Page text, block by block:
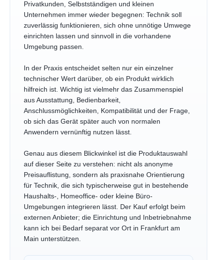
Privatkunden, Selbstständigen und kleinen
Unternehmen immer wieder begegnen: Technik soll
zuverlässig funktionieren, sich ohne unnötige Umwege
einrichten lassen und sinnvoll in die vorhandene
Umgebung passen.
In der Praxis entscheidet selten nur ein einzelner
technischer Wert darüber, ob ein Produkt wirklich
hilfreich ist. Wichtig ist vielmehr das Zusammenspiel
aus Ausstattung, Bedienbarkeit,
Anschlussmöglichkeiten, Kompatibilität und der Frage,
ob sich das Gerät später auch von normalen
Anwendern vernünftig nutzen lässt.
Genau aus diesem Blickwinkel ist die Produktauswahl
auf dieser Seite zu verstehen: nicht als anonyme
Preisauflistung, sondern als praxisnahe Orientierung
für Technik, die sich typischerweise gut in bestehende
Haushalts-, Homeoffice- oder kleine Büro-
Umgebungen integrieren lässt. Der Kauf erfolgt beim
externen Anbieter; die Einrichtung und Inbetriebnahme
kann ich bei Bedarf separat vor Ort in Frankfurt am
Main unterstützen.